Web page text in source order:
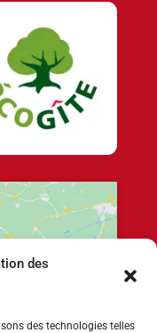
des
des technologies telles
marketing